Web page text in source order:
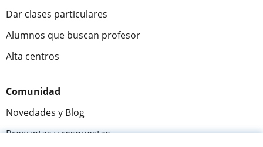
Dar clases particulares
Alumnos que buscan profesor
Alta centros
Comunidad
Novedades y Blog
Preguntas y respuestas